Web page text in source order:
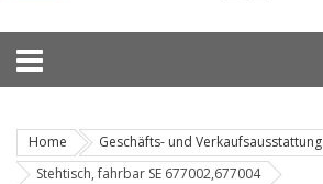
Home
Geschäfts- und Verkaufsausstattung
Stehtisch, fahrbar SE 677002,677004